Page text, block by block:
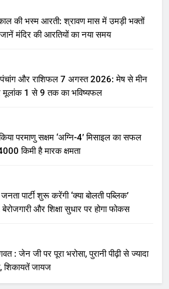
की भस्म आरती: श्रावण मास में उमड़ी भक्तों
मंदिर की आरतियों का नया समय
और राशिफल 7 अगस्त 2026: मेष से मीन
मूलांक 1 से 9 तक का भविष्यफल
परमाणु सक्षम ‘अग्नि-4’ मिसाइल का सफल
किमी है मारक क्षमता
पार्टी शुरू करेंगी ‘क्या बोलती पब्लिक’
और शिक्षा सुधार पर होगा फोकस
: जेन जी पर पूरा भरोसा, पुरानी पीढ़ी से ज्यादा
देश भक्त, शिकायतें जायज